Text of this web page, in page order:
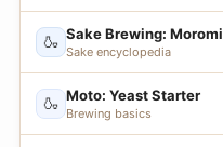
🍶 Sake Brewing: Moromi
Sake encyclopedia
🍶 Moto: Yeast Starter
Brewing basics